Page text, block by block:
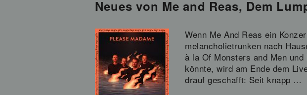
Neues von Me and Reas, Dem
Wenn Me And Reas ein
melancholietrunken nach
à la Of Monsters and Men
könnte, wird am Ende dem
drauf geschafft: Seit knapp …